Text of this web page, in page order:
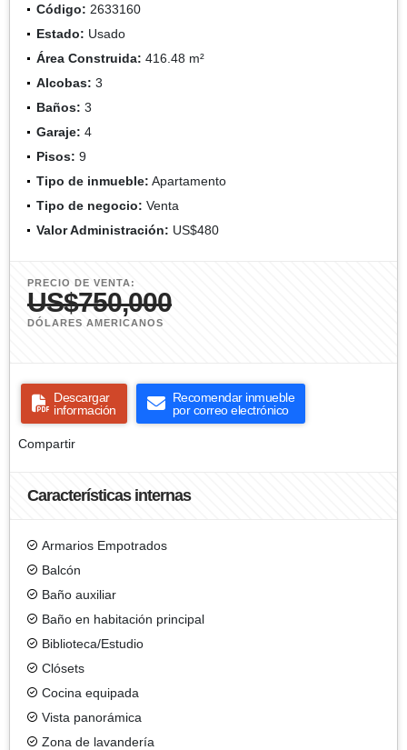
Código: 2633160
Estado: Usado
Área Construida: 416.48 m²
Alcobas: 3
Baños: 3
Garaje: 4
Pisos: 9
Tipo de inmueble: Apartamento
Tipo de negocio: Venta
Valor Administración: US$480
PRECIO DE VENTA:
US$750,000
DÓLARES AMERICANOS
Descargar
información
Recomendar inmueble
por correo electrónico
Compartir
Características internas
Armarios Empotrados
Balcón
Baño auxiliar
Baño en habitación principal
Biblioteca/Estudio
Clósets
Cocina equipada
Vista panorámica
Zona de lavandería